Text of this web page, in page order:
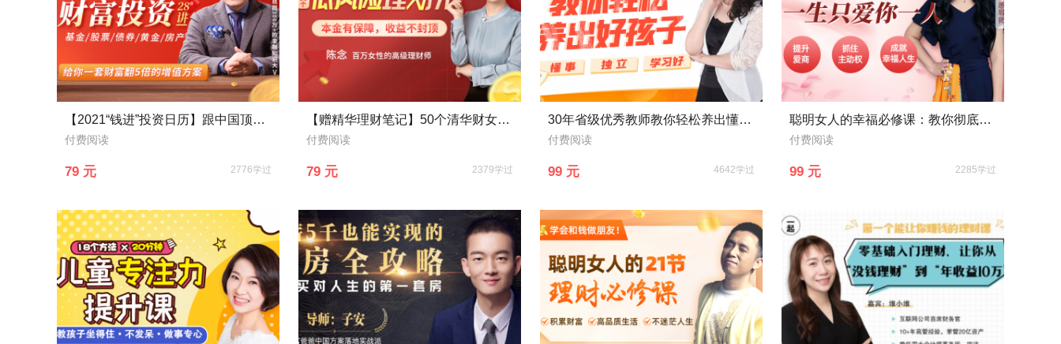
【2021“钱进”投资日历】跟中国顶级投资大佬学理财，28天学会花对钱，用钱生钱
付费阅读
79 元 2776学过
【赠精华理财笔记】50个清华财女的低风险理财大全，每天10分钟，理出一套学区房！
付费阅读
79 元 2379学过
30年省级优秀教师教你轻松养出懂事、独立、学习好的好孩子
付费阅读
99 元 4642学过
聪明女人的幸福必修课：教你彻底掌控男人心，一生只爱你一人
付费阅读
99 元 2285学过